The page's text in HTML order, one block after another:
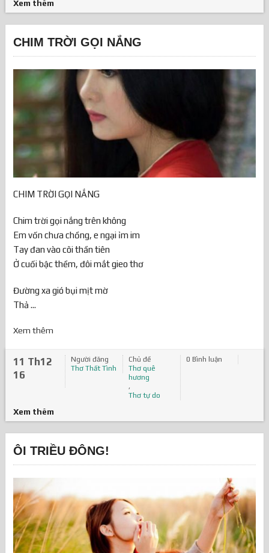
Xem thêm
CHIM TRỜI GỌI NẮNG
CHIM TRỜI GỌI NẮNG
Chim trời gọi nắng trên không
Em vốn chưa chồng, e ngại ỉm im
Tay đan vào cõi thần tiên
Ở cuối bậc thềm, đôi mắt gieo thơ
Đường xa gió bụi mịt mờ
Thả ...
Xem thêm
11 Th12
16
Người đăng
Thơ Thất Tình
Chủ đề
Thơ quê
hương
,
Thơ tự do
0 Bình luận
Xem thêm
ÔI TRIỀU ĐÔNG!